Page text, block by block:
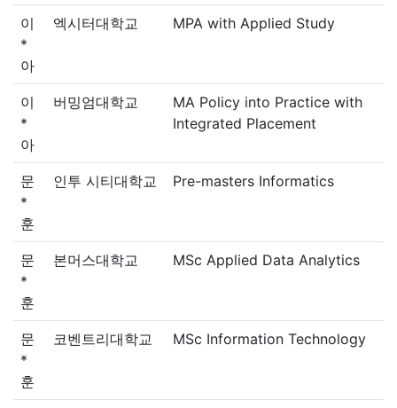
이
*
아
엑시터대학교 MPA with Applied Study
이
*
아
버밍엄대학교
MA Policy into Practice with
Integrated Placement
문
*
훈
인투 시티대학교 Pre-masters Informatics
문
*
훈
본머스대학교 MSc Applied Data Analytics
문
*
훈
코벤트리대학교 MSc Information Technology